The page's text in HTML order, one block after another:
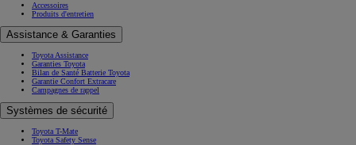
Accessoires
Produits d'entretien
Assistance & Garanties
Toyota Assistance
Garanties Toyota
Bilan de Santé Batterie Toyota
Garantie Confort Extracare
Campagnes de rappel
Systèmes de sécurité
Toyota T-Mate
Toyota Safety Sense